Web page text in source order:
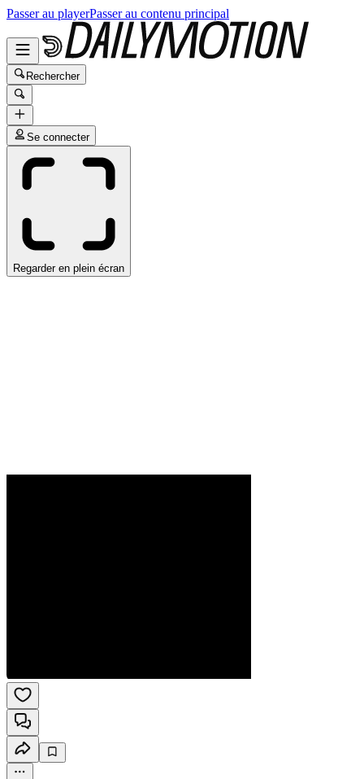
Passer au playerPasser au contenu principal
Rechercher
Se connecter
Regarder en plein écran